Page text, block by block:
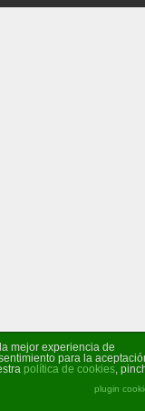
mejor experiencia de
para la
política de cookies,
plugin